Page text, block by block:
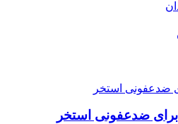
ضدعفونی استخر